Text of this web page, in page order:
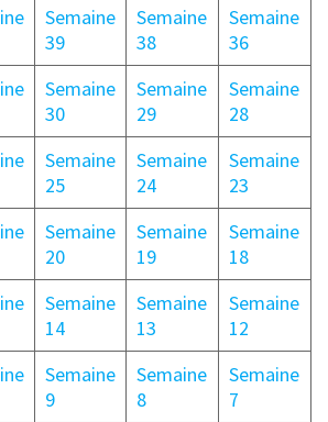
Semaine
39
Semaine
38
Semaine
36
Semaine
30
Semaine
29
Semaine
28
Semaine
25
Semaine
24
Semaine
23
Semaine
20
Semaine
19
Semaine
18
Semaine
14
Semaine
13
Semaine
12
Semaine
9
Semaine
8
Semaine
7